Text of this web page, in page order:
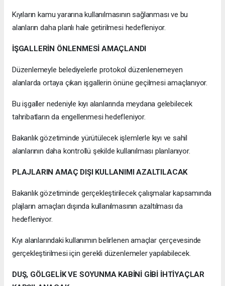
Kıyıların kamu yararına kullanılmasının sağlanması ve bu
alanların daha planlı hale getirilmesi hedefleniyor.
İŞGALLERİN ÖNLENMESİ AMAÇLANDI
Düzenlemeyle belediyelerle protokol düzenlenemeyen
alanlarda ortaya çıkan işgallerin önüne geçilmesi amaçlanıyor.
Bu işgaller nedeniyle kıyı alanlarında meydana gelebilecek
tahribatların da engellenmesi hedefleniyor.
Bakanlık gözetiminde yürütülecek işlemlerle kıyı ve sahil
alanlarının daha kontrollü şekilde kullanılması planlanıyor.
PLAJLARIN AMAÇ DIŞI KULLANIMI AZALTILACAK
Bakanlık gözetiminde gerçekleştirilecek çalışmalar kapsamında
plajların amaçları dışında kullanılmasının azaltılması da
hedefleniyor.
Kıyı alanlarındaki kullanımın belirlenen amaçlar çerçevesinde
gerçekleştirilmesi için gerekli düzenlemeler yapılabilecek.
DUŞ, GÖLGELİK VE SOYUNMA KABİNİ GİBİ İHTİYAÇLAR